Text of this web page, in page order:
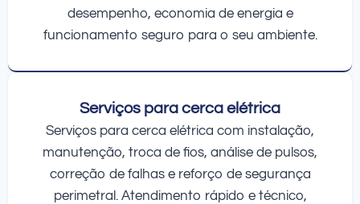
desempenho, economia de energia e
funcionamento seguro para o seu ambiente.
Serviços para cerca elétrica
Serviços para cerca elétrica com instalação,
manutenção, troca de fios, análise de pulsos,
correção de falhas e reforço de segurança
perimetral. Atendimento rápido e técnico,